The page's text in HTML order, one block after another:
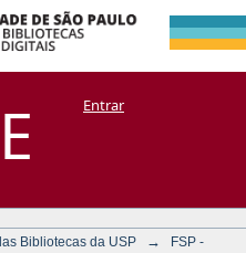
por:
+ CoriscoEntrar
Bibliotecas da USP →
FSP -